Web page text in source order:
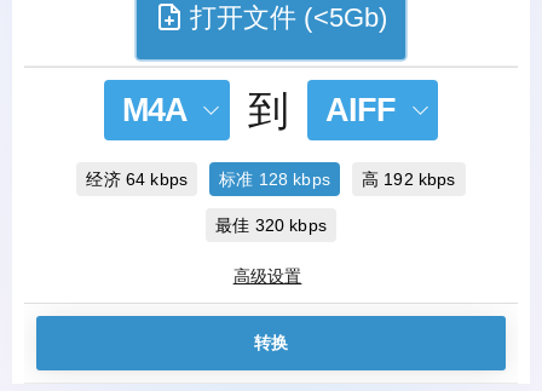
打开文件 (<5Gb)
M4A 到 AIFF
经济 64 kbps 标准 128 kbps 高 192 kbps
最佳 320 kbps
高级设置
转换